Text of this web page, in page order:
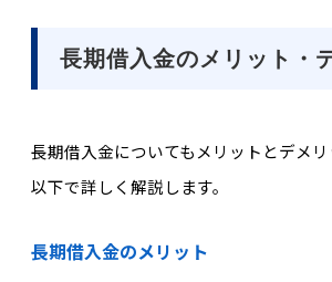
長期借入金のメリット・
長期借入金についてもメリットとデメリ
以下で詳しく解説します。
長期借入金のメリット